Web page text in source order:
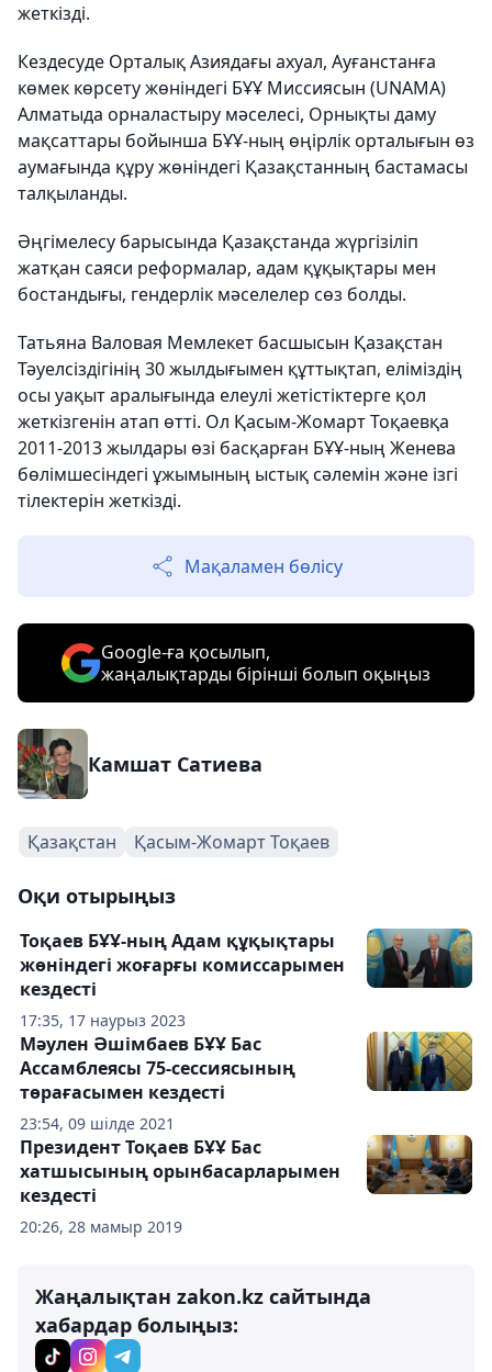
жеткізді.
Кездесуде Орталық Азиядағы ахуал, Ауғанстанға
көмек көрсету жөніндегі БҰҰ Миссиясын (UNAMA)
Алматыда орналастыру мәселесі, Орнықты даму
мақсаттары бойынша БҰҰ-ның өңірлік орталығын өз
аумағында құру жөніндегі Қазақстанның бастамасы
талқыланды.
Әңгімелесу барысында Қазақстанда жүргізіліп
жатқан саяси реформалар, адам құқықтары мен
бостандығы, гендерлік мәселелер сөз болды.
Татьяна Валовая Мемлекет басшысын Қазақстан
Тәуелсіздігінің 30 жылдығымен құттықтап, еліміздің
осы уақыт аралығында елеулі жетістіктерге қол
жеткізгенін атап өтті. Ол Қасым-Жомарт Тоқаевқа
2011-2013 жылдары өзі басқарған БҰҰ-ның Женева
бөлімшесіндегі ұжымының ыстық сәлемін және ізгі
тілектерін жеткізді.
Мақаламен бөлісу
Google-ға қосылып,
жаңалықтарды бірінші болып оқыңыз
Камшат Сатиева
Қазақстан Қасым-Жомарт Тоқаев
Оқи отырыңыз
17:35, 17 наурыз 2023
Тоқаев БҰҰ-ның Адам құқықтары
жөніндегі жоғарғы комиссарымен
кездесті
23:54, 09 шілде 2021
Мәулен Әшімбаев БҰҰ Бас
Ассамблеясы 75-сессиясының
төрағасымен кездесті
20:26, 28 мамыр 2019
Президент Тоқаев БҰҰ Бас
хатшысының орынбасарларымен
кездесті
Жаңалықтан zakon.kz сайтында
хабардар болыңыз: